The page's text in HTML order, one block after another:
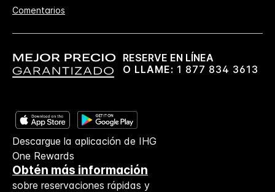
Comentarios
RESERVE EN LÍNEA
O LLAME: 1 877 834 3613
Descargue la aplicación de IHG
One Rewards
Obtén más información
sobre reservaciones rápidas y